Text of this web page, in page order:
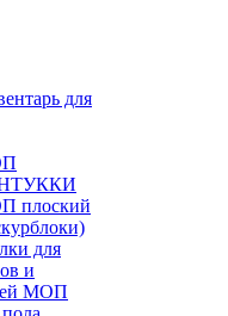
для
плоский
для
и
МОП